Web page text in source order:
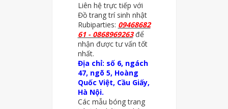
Liên hệ trực tiếp với
Đồ trang trí sinh nhật
Rubiparties: 09468682
61 - 0868969263để
nhận được tư vấn tốt
nhất.
Địa chỉ: số 6, ngách
47, ngõ 5, Hoàng
Quốc Việt, Cầu Giấy,
Hà Nội.
Các mẫu bóng trang